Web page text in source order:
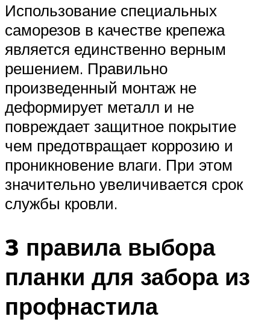
Использование специальных
саморезов в качестве крепежа
является единственно верным
решением. Правильно
произведенный монтаж не
деформирует металл и не
повреждает защитное покрытие
чем предотвращает коррозию и
проникновение влаги. При этом
значительно увеличивается срок
службы кровли.
3 правила выбора
планки для забора из
профнастила